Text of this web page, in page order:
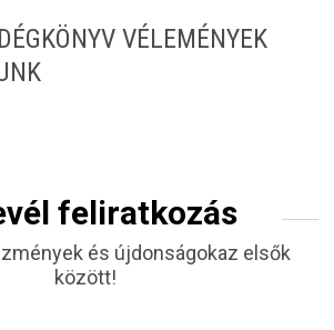
VÉLEMÉNYEK
feliratkozás
és újdonságokaz elsők
között!